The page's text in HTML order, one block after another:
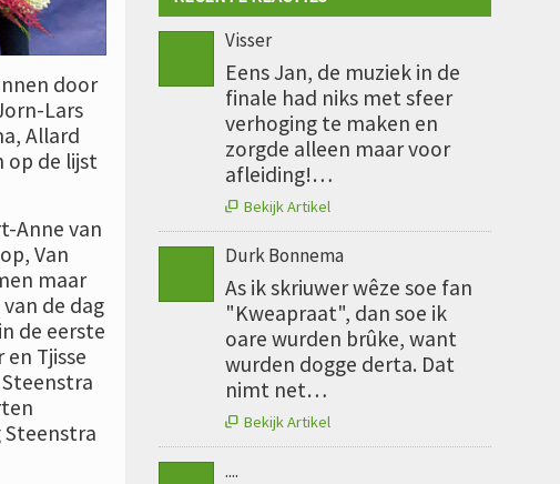
door
Lars
Allard
op de lijst
Anne van
Van
maar
de dag
de eerste
Tjisse
Steenstra
Visser
Eens Jan, de muziek in de
finale had niks met sfeer
verhoging te maken en
zorgde alleen maar voor
afleiding!…
 Bekijk Artikel
Durk Bonnema
As ik skriuwer wêze soe fan
"Kweapraat", dan soe ik
oare wurden brûke, want
wurden dogge derta. Dat
nimt net…
 Bekijk Artikel
....